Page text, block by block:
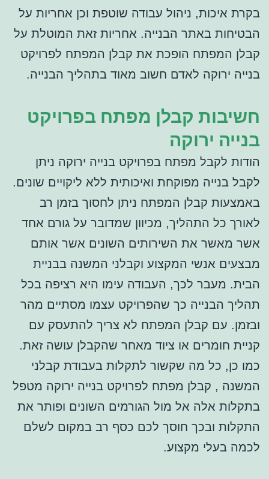
בקרת איכות, ניהול עבודה שוטפת וכן אחריות על
הבטיחות באתר הבנייה. אחריות זאת המוטלת על
קבלן המפתח הופכת את קבלן המפתח לפרויקט
בנייה ירוקה לאדם חשוב מאוד בתהליך הבנייה.
חשיבות קבלן מפתח בפרויקט
בנייה ירוקה
הודות לקבל מפתח בפרויקט בנייה ירוקה ניתן
לקבל בנייה מפוקחת ואיכותית ללא ליקויים שונים.
באמצעות קבלן המפתח ניתן לחסוך בזמן רב
לאורך כל התהליך, מכיוון שמדובר על גורם אחד
אשר מאשר את השירותים השונים אשר אותם
מבצעים אנשי המקצוע וקבלני המשנה בבניית
הבית. מעבר לכך, העבודה עימו היא רציפה בכל
תהליך הבנייה כך שהפרויקט עצמו מסתיים מהר
ובזמן. עם קבלן המפתח לא צריך להתעסק עם
קניית חומרים או ציוד מאחר שהקבלן עושה זאת.
כמו כן, כל מה שקשור לתקלות בעבודת קבלני
המשנה , קבלן מפתח לפרויקט בנייה ירוקה מטפל
בתקלות אלה אל מול הגורמים השונים ופותר את
התקלות ובכך חוסך לכם כסף רב במקום לשלם
לכמה בעלי מקצוע.